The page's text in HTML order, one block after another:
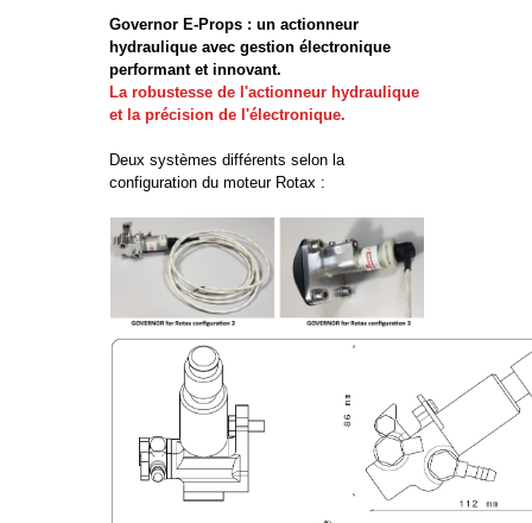
Governor E-Props : un actionneur
hydraulique avec gestion électronique
performant et innovant.
La robustesse de l'actionneur hydraulique
et la précision de l'électronique.
Deux systèmes différents selon la
configuration du moteur Rotax :